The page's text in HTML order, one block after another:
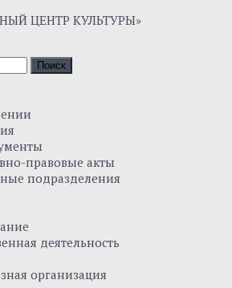
правовые акты
подразделения
деятельность
организация